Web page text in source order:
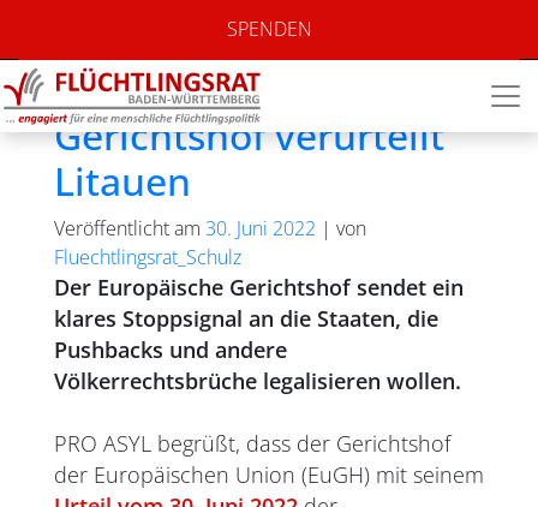
SPENDEN
Juni 2022
Pro Asyl: Europäischer
Gerichtshof verurteilt
Litauen
Veröffentlicht am 30. Juni 2022 | von
Fluechtlingsrat_Schulz
Der Europäische Gerichtshof sendet ein
klares Stoppsignal an die Staaten, die
Pushbacks und andere
Völkerrechtsbrüche legalisieren wollen.
PRO ASYL begrüßt, dass der Gerichtshof
der Europäischen Union (EuGH) mit seinem